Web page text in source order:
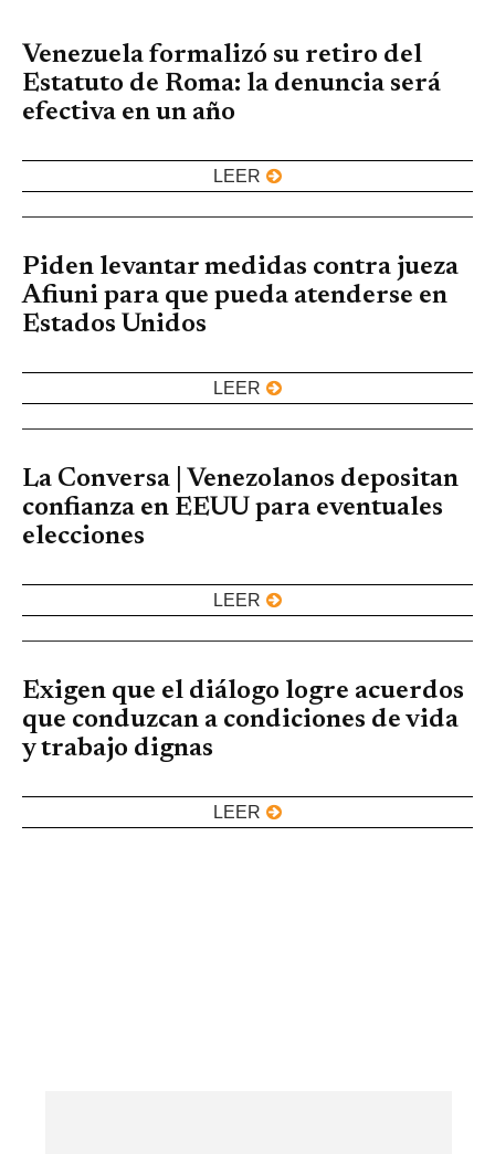
Venezuela formalizó su retiro del
Estatuto de Roma: la denuncia será
efectiva en un año
LEER
Piden levantar medidas contra jueza
Afiuni para que pueda atenderse en
Estados Unidos
LEER
La Conversa | Venezolanos depositan
confianza en EEUU para eventuales
elecciones
LEER
Exigen que el diálogo logre acuerdos
que conduzcan a condiciones de vida
y trabajo dignas
LEER